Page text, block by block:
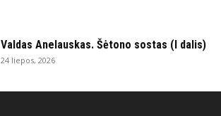
Valdas Anelauskas. Šėtono sostas (I dalis)
24 liepos, 2026